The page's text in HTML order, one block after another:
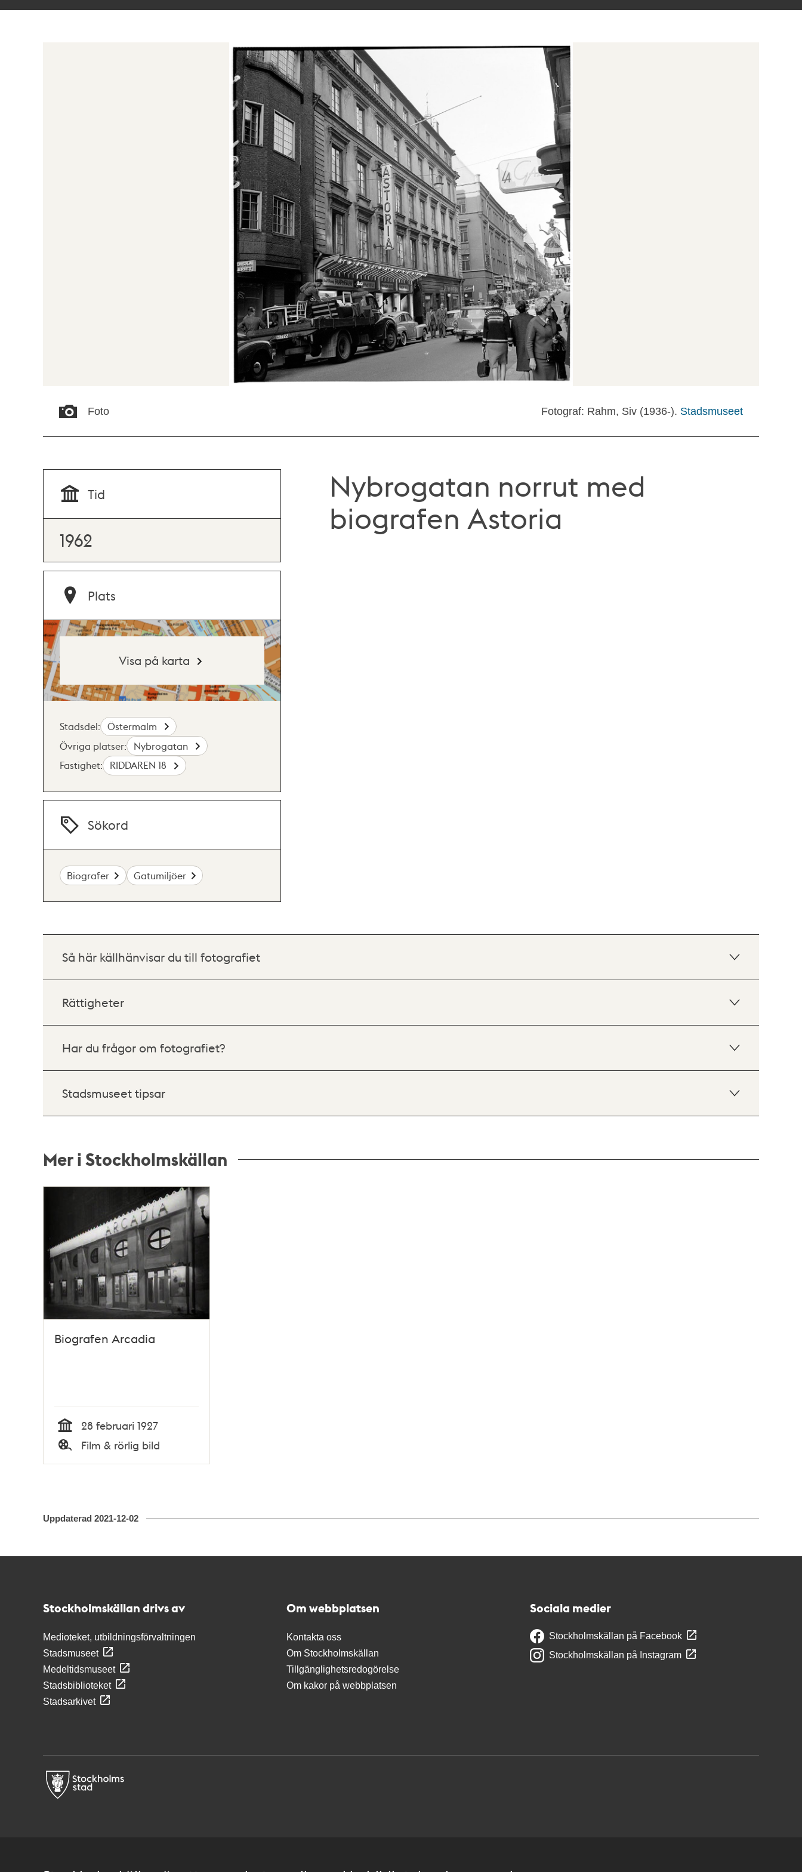
Foto Fotograf: Rahm, Siv (1936-). Stadsmuseet
Nybrogatan norrut med
biografen Astoria
Tid
1962
Plats
Visa på karta
Stadsdel:
Östermalm
Övriga platser:
Nybrogatan
Fastighet:
RIDDAREN 18
Sökord
Biografer Gatumiljöer
Så här källhänvisar du till fotografiet
Rättigheter
Har du frågor om fotografiet?
Stadsmuseet tipsar
Mer i Stockholmskällan
teman
Biografen Arcadia
Tid
28 februari 1927
Film & rörlig bild
Uppdaterad 2021-12-02
Stockholmskällan drivs av
Medioteket, utbildningsförvaltningen
Stadsmuseet
Medeltidsmuseet
Stadsbiblioteket
Stadsarkivet
Om webbplatsen
Kontakta oss
Om Stockholmskällan
Tillgänglighetsredogörelse
Om kakor på webbplatsen
Sociala medier
Stockholmskällan på Facebook
Stockholmskällan på Instagram